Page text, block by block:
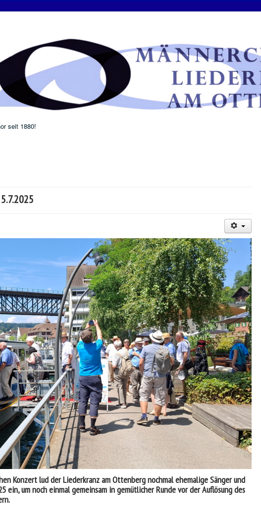
seit 1880!
Konzert lud der Liederkranz am Ottenberg nochmal ehemalige Sänger und
ein, um noch einmal gemeinsam in gemütlicher Runde vor der Auflösung des